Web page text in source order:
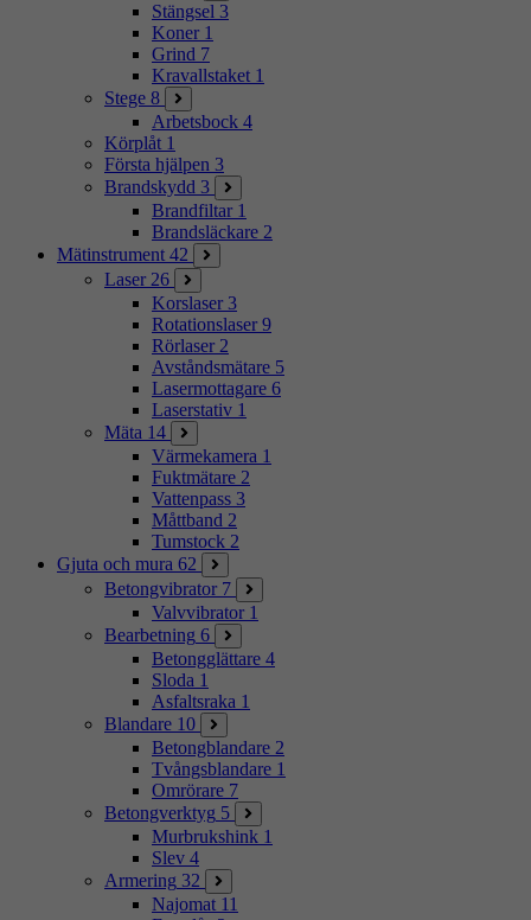
Stängsel 3
Koner 1
Grind 7
Kravallstaket 1
Stege 8
Arbetsbock 4
Körplåt 1
Första hjälpen 3
Brandskydd 3
Brandfiltar 1
Brandsläckare 2
Mätinstrument 42
Laser 26
Korslaser 3
Rotationslaser 9
Rörlaser 2
Avståndsmätare 5
Lasermottagare 6
Laserstativ 1
Mäta 14
Värmekamera 1
Fuktmätare 2
Vattenpass 3
Måttband 2
Tumstock 2
Gjuta och mura 62
Betongvibrator 7
Valvvibrator 1
Bearbetning 6
Betongglättare 4
Sloda 1
Asfaltsraka 1
Blandare 10
Betongblandare 2
Tvångsblandare 1
Omrörare 7
Betongverktyg 5
Murbrukshink 1
Slev 4
Armering 32
Najomat 11